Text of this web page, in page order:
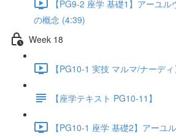
【PG9-2 座学 基礎1】アーユ
の概念 (4:39)
Week 18
【PG10-1 実技 マルマ/ナーデ
【座学テキスト PG10-11】
【PG10-1 座学 基礎2】アーユ